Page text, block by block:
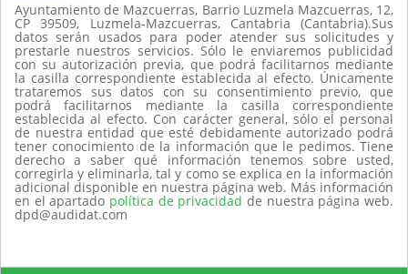
Ayuntamiento de Mazcuerras, Barrio Luzmela Mazcuerras, 12,
CP 39509, Luzmela-Mazcuerras, Cantabria (Cantabria).Sus
datos serán usados para poder atender sus solicitudes y
prestarle nuestros servicios. Sólo le enviaremos publicidad
con su autorización previa, que podrá facilitarnos mediante
la casilla correspondiente establecida al efecto. Únicamente
trataremos sus datos con su consentimiento previo, que
podrá facilitarnos mediante la casilla correspondiente
establecida al efecto. Con carácter general, sólo el personal
de nuestra entidad que esté debidamente autorizado podrá
tener conocimiento de la información que le pedimos. Tiene
derecho a saber qué información tenemos sobre usted,
corregirla y eliminarla, tal y como se explica en la información
adicional disponible en nuestra página web. Más información
en el apartado política de privacidad de nuestra página web.
dpd@audidat.com